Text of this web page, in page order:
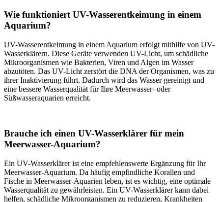
Wie funktioniert UV-Wasserentkeimung in einem
Aquarium?
UV-Wasserentkeimung in einem Aquarium erfolgt mithilfe von UV-
Wasserklärern. Diese Geräte verwenden UV-Licht, um schädliche
Mikroorganismen wie Bakterien, Viren und Algen im Wasser
abzutöten. Das UV-Licht zerstört die DNA der Organismen, was zu
ihrer Inaktivierung führt. Dadurch wird das Wasser gereinigt und
eine bessere Wasserqualität für Ihre Meerwasser- oder
Süßwasseraquarien erreicht.
Brauche ich einen UV-Wasserklärer für mein
Meerwasser-Aquarium?
Ein UV-Wasserklärer ist eine empfehlenswerte Ergänzung für Ihr
Meerwasser-Aquarium. Da häufig empfindliche Korallen und
Fische in Meerwasser-Aquarien leben, ist es wichtig, eine optimale
Wasserqualität zu gewährleisten. Ein UV-Wasserklärer kann dabei
helfen, schädliche Mikroorganismen zu reduzieren, Krankheiten